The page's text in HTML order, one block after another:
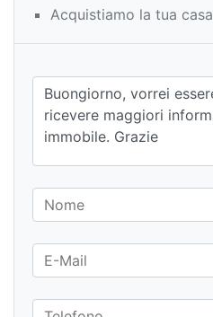
Acquistiamo la tua casa